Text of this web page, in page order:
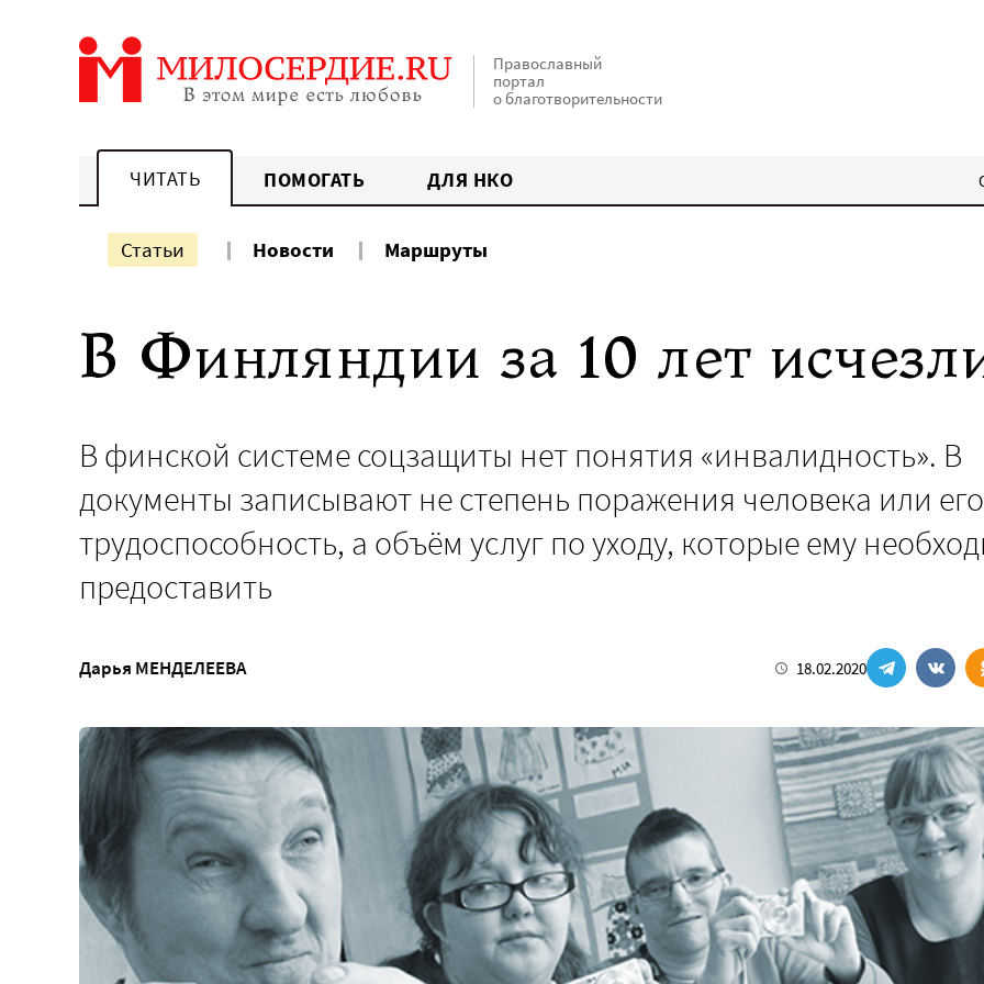
Православный
портал
о благотворительности
ЧИТАТЬ ПОМОГАТЬ ДЛЯ НКО
Статьи Новости Маршруты
В Финляндии за 10 лет
В финской системе соцзащиты нет понятия «инвалидность». В
документы записывают не степень поражения человека или его
трудоспособность, а объём услуг по уходу, которые ему
предоставить
Дарья МЕНДЕЛЕЕВА 18.02.2020